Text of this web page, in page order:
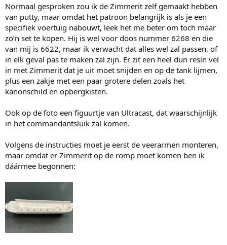
Normaal gesproken zou ik de Zimmerit zelf gemaakt hebben
van putty, maar omdat het patroon belangrijk is als je een
specifiek voertuig nabouwt, leek het me beter om toch maar
zo’n set te kopen. Hij is wel voor doos nummer 6268 en die
van mij is 6622, maar ik verwacht dat alles wel zal passen, of
in elk geval pas te maken zal zijn. Er zit een heel dun resin vel
in met Zimmerit dat je uit moet snijden en op de tank lijmen,
plus een zakje met een paar grotere delen zoals het
kanonschild en opbergkisten.
Ook op de foto een figuurtje van Ultracast, dat waarschijnlijk
in het commandantsluik zal komen.
Volgens de instructies moet je eerst de veerarmen monteren,
maar omdat er Zimmerit op de romp moet komen ben ik
dáármee begonnen: